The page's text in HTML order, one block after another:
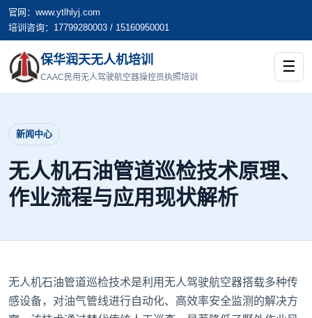
官网：www.ytlhlyj.com
培训咨询：17799280003 / 15160950001
保华润天无人机培训
CAAC民用无人驾驶航空器操控员执照培训
☰
新闻中心
无人机石油管道巡检技术原理、
作业流程与应用现状解析
无人机石油管道巡检技术是利用无人驾驶航空器搭载多种传
感设备，对油气管线进行自动化、高效率安全监测的解决方